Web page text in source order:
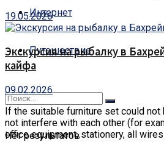
Интернет
Путешествие
Нет результатов
19.05.2026
Экскурсия на рыбалку в
кайфа
09.02.2026
If the suitable furniture set could
not interfere with each other (for
office equipment, stationery, all